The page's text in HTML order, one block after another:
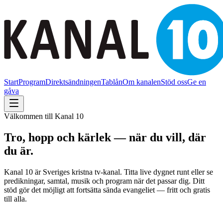
StartProgramDirektsändningenTablånOm kanalenStöd ossGe en
gåva
Välkommen till Kanal 10
Tro, hopp och kärlek — när du vill, där
du är.
Kanal 10 är Sveriges kristna tv-kanal. Titta live dygnet runt eller se
predikningar, samtal, musik och program när det passar dig. Ditt
stöd gör det möjligt att fortsätta sända evangeliet — fritt och gratis
till alla.